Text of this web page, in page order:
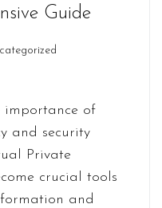
Guide
importance of
and security
Private
crucial tools
and